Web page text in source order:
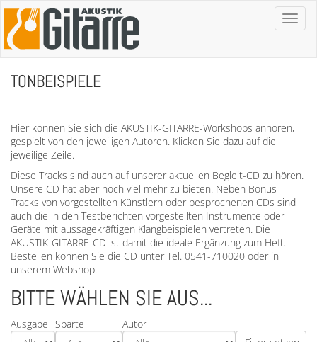
Toggle
TONBEISPIELE
Hier können Sie sich die AKUSTIK-GITARRE-Workshops anhören,
gespielt von den jeweiligen Autoren. Klicken Sie dazu auf die
jeweilige Zeile.
Diese Tracks sind auch auf unserer aktuellen Begleit-CD zu hören.
Unsere CD hat aber noch viel mehr zu bieten. Neben Bonus-
Tracks von vorgestellten Künstlern oder besprochenen CDs sind
auch die in den Testberichten vorgestellten Instrumente oder
Geräte mit aussagekräftigen Klangbeispielen vertreten. Die
AKUSTIK-GITARRE-CD ist damit die ideale Ergänzung zum Heft.
Bestellen können Sie die CD unter Tel. 0541-710020 oder in
unserem Webshop.
BITTE WÄHLEN SIE AUS...
Ausgabe Sparte Autor